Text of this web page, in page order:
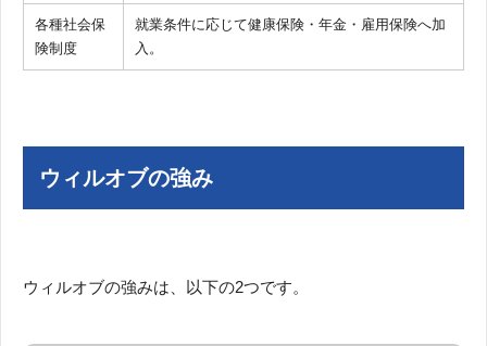
各種社会保
険制度
就業条件に応じて健康保険・年金・雇用保険へ加
入。
ウィルオブの強み
ウィルオブの強みは、以下の2つです。